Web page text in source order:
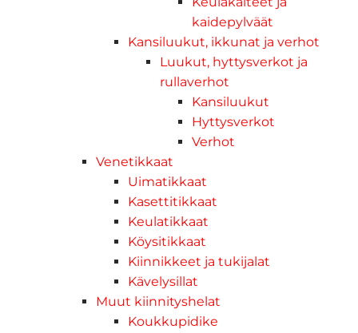
kaidepylväät
Kansiluukut, ikkunat ja verhot
Luukut, hyttysverkot ja
rullaverhot
Kansiluukut
Hyttysverkot
Verhot
Venetikkaat
Uimatikkaat
Kasettitikkaat
Keulatikkaat
Köysitikkaat
Kiinnikkeet ja tukijalat
Kävelysillat
Muut kiinnityshelat
Koukkupidike